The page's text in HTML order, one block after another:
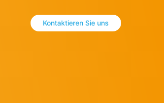
Kontaktieren Sie uns